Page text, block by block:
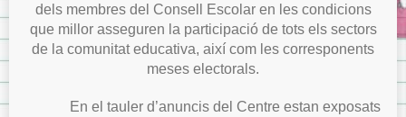
dels membres del Consell Escolar en les condicions
que millor asseguren la participació de tots els sectors
de la comunitat educativa, així com les corresponents
meses electorals.
En el tauler d’anuncis del Centre estan exposats